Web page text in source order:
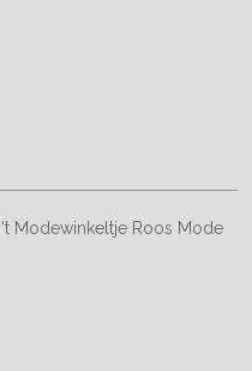
Modewinkeltje Roos Mode